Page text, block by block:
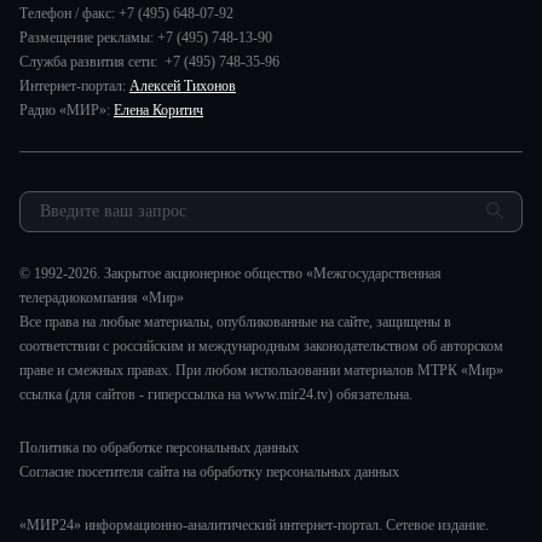
В мире
Наука и технологии
Здоровье и медицина
Культура
Шоу-бизнес
Сад и огород
Игра в кино
Игра в кино. Мультфильмы
Исторический детектив
МИР. Мнение
Мировое соглашение
Обману.НЕТ
Предварительный диагноз
Пять причин поехать в...
Руководство
Новости компании
Пресса о нас
Карьера
Результаты СОУТ
Телефон / факс: +7 (495) 648-07-92
Размещение рекламы: +7 (495) 748-13-90
Служба развития сети: +7 (495) 748-35-96
Интернет-портал: Алексей Тихонов
Радио «МИР»: Елена Коритич
© 1992-2026. Закрытое акционерное общество «Межгосударственная
телерадиокомпания «Мир»
Все права на любые материалы, опубликованные на сайте, защищены в
соответствии с российским и международным законодательством об авторском
праве и смежных правах. При любом использовании материалов МТРК «Мир»
ссылка (для сайтов - гиперссылка на www.mir24.tv) обязательна.
Политика по обработке персональных данных
Согласие посетителя сайта на обработку персональных данных
«МИР24» информационно-аналитический интернет-портал. Сетевое издание.